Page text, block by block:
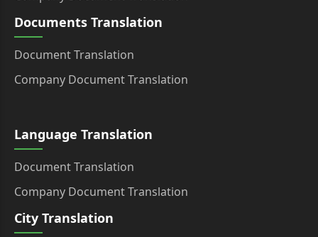
Documents Translation
Document Translation
Company Document Translation
Language Translation
Document Translation
Company Document Translation
City Translation